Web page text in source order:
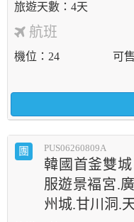
4天
航班
機位 24 可售
團 PUS06260809A
韓國首釜雙
服遊景褔宮.
州城.甘川洞.